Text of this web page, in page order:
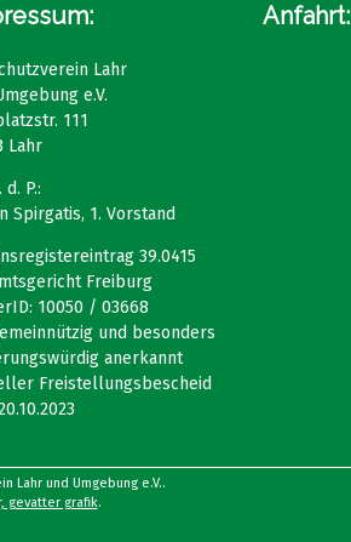
Lahr
e.V.
111
Lahr
d. P.:
Spirgatis, 1. Vorstand
39.0415
Freiburg
10050 / 03668
und besonders
anerkannt
Freistellungsbescheid
Anfahrt:
Lahr und Umgebung e.V..
gevatter grafik.